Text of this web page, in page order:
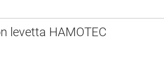
levetta HAMOTEC